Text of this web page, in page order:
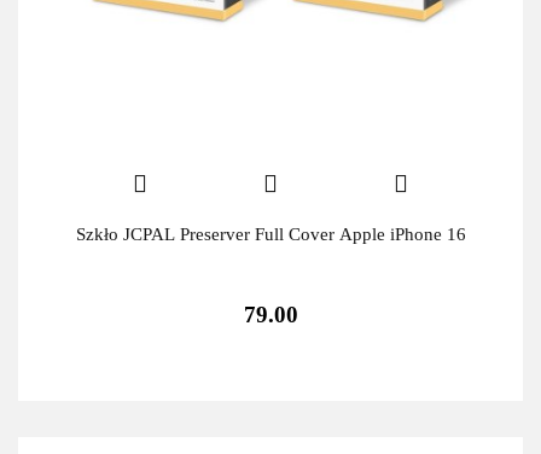
Szkło JCPAL Preserver Full Cover Apple iPhone 16
79.00